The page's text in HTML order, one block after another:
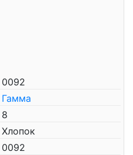
0092
Гамма
8
Хлопок
0092